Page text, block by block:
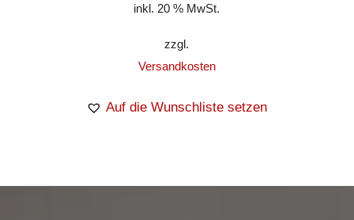
inkl. 20 % MwSt.
zzgl.
Versandkosten
Auf die Wunschliste setzen